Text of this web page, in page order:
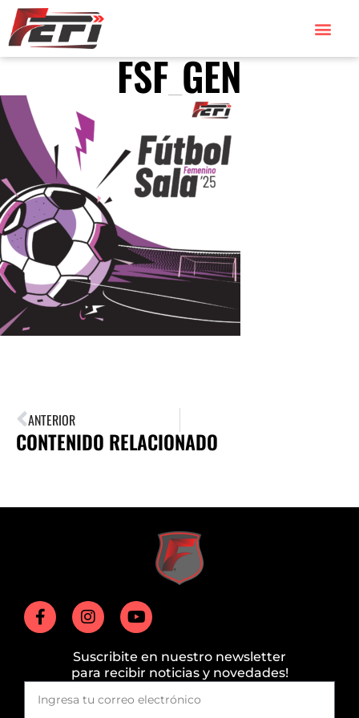
FSF_GEN
ANTERIOR
CONTENIDO RELACIONADO
Suscribite en nuestro newsletter
para recibir noticias y novedades!